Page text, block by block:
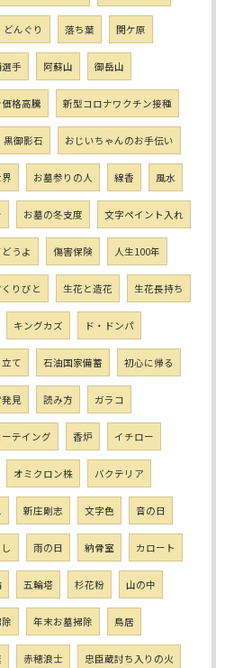
どんぐり 落ち葉 関ケ原
手 阿蘇山 御岳山
格高騰 新型コロナワクチン接種
黒御影石 おじいちゃんのお手伝い
お墓参りの人 線香 風水
お墓の冬支度 文字ペイント入れ
うよ 傷害保険 人生100年
りびと 生花と造花 生花長持ち
キングカズ ド・ドンパ
て 石油国家備蓄 初心に帰る
見 読み方 ガラコ
テイング 香炉 イチロー
オミクロン株 バクテリア
新庄剛志 文字色 音の日
雨の日 納骨室 カロート
五輪塔 杉花粉 山の中
年末お墓掃除 鳥居
赤穂浪士 忠臣蔵討ち入りの火